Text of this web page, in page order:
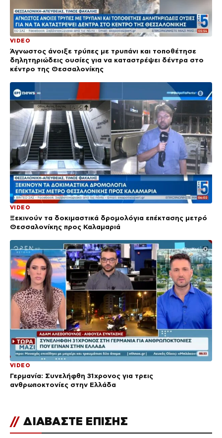
VIDEO
Άγνωστος άνοιξε τρύπες με τρυπάνι και τοποθέτησε
δηλητηριώδεις ουσίες για να καταστρέψει δέντρα στο
κέντρο της Θεσσαλονίκης
VIDEO
Ξεκινούν τα δοκιμαστικά δρομολόγια επέκτασης μετρό
Θεσσαλονίκης προς Καλαμαριά
VIDEO
Γερμανία: Συνελήφθη 31χρονος για τρεις
ανθρωποκτονίες στην Ελλάδα
// ΔΙΑΒΑΣΤΕ ΕΠΙΣΗΣ